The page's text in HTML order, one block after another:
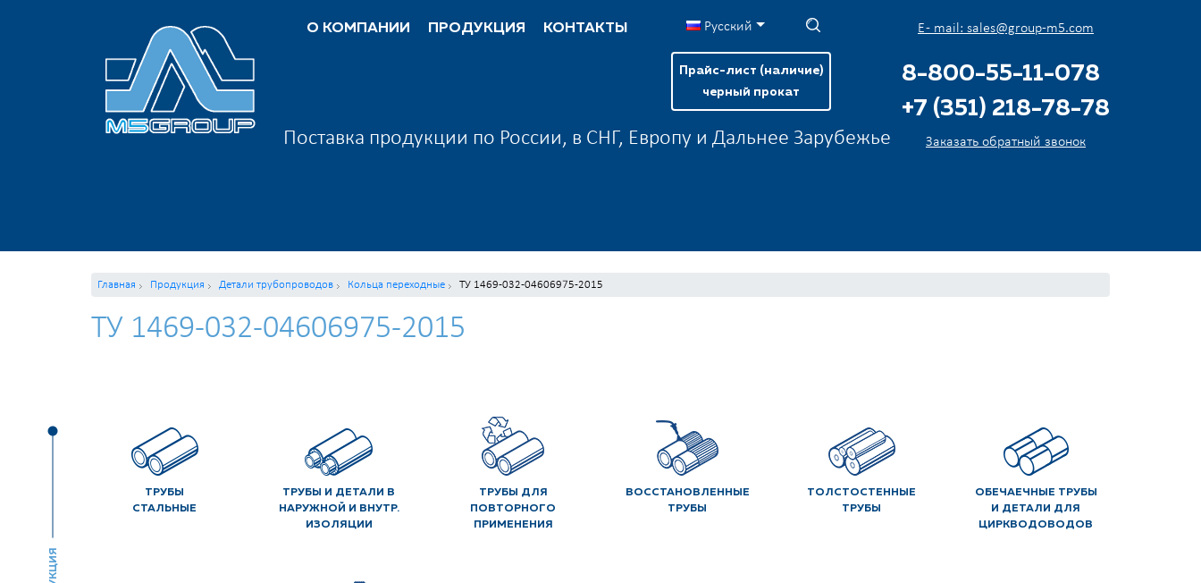
О КОМПАНИИ ПРОДУКЦИЯ КОНТАКТЫ Русский E - mail: sales@group-m5.com
8-800-55-11-078
+7 (351) 218-78-78
Заказать обратный звонок
Поставка продукции по России, в СНГ, Европу и Дальнее Зарубежье
Прайс-лист (наличие)
черный прокат
Главная Продукция Детали трубопроводов Кольца переходные ТУ 1469-032-04606975-2015
ТУ 1469-032-04606975-2015
ТРУБЫ
СТАЛЬНЫЕ
ТРУБЫ И ДЕТАЛИ В
НАРУЖНОЙ И ВНУТР.
ИЗОЛЯЦИИ
ТРУБЫ ДЛЯ
ПОВТОРНОГО
ПРИМЕНЕНИЯ
ВОССТАНОВЛЕННЫЕ
ТРУБЫ
ТОЛСТОСТЕННЫЕ
ТРУБЫ
ОБЕЧАЕЧНЫЕ ТРУБЫ
И ДЕТАЛИ ДЛЯ
ЦИРКВОДОВОДОВ